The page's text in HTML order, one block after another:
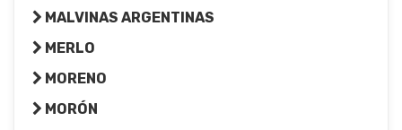
MALVINAS ARGENTINAS
MERLO
MORENO
MORÓN